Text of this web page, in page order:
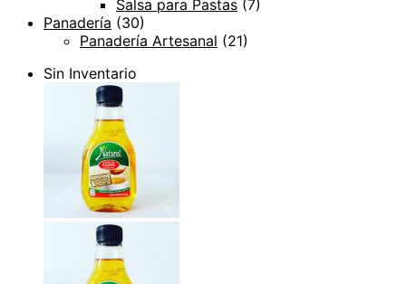
Salsa para Pastas (7)
Panadería (30)
Panadería Artesanal (21)
Sin Inventario